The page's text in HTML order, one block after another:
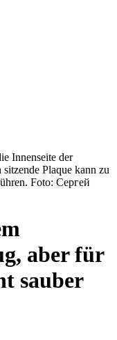
Innenseite der
Plaque kann zu
Foto: Сергей
aber für
sauber